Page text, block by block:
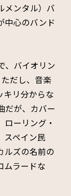
メンタル）バ
中心のバンド
、バイオリン
だし、音楽
キリ分からな
だが、カバー
ーリング・
スペイン民
ルズの名前の
ムラードな